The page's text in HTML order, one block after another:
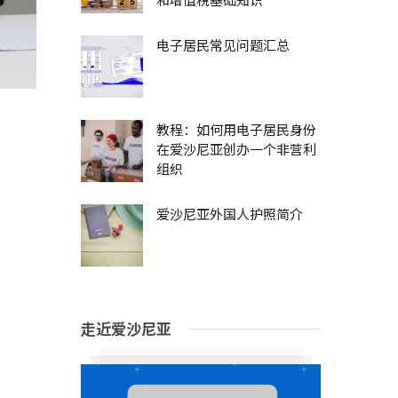
电子居民常见问题汇总
教程：如何用电子居民身份
在爱沙尼亚创办一个非营利
组织
爱沙尼亚外国人护照简介
走近爱沙尼亚